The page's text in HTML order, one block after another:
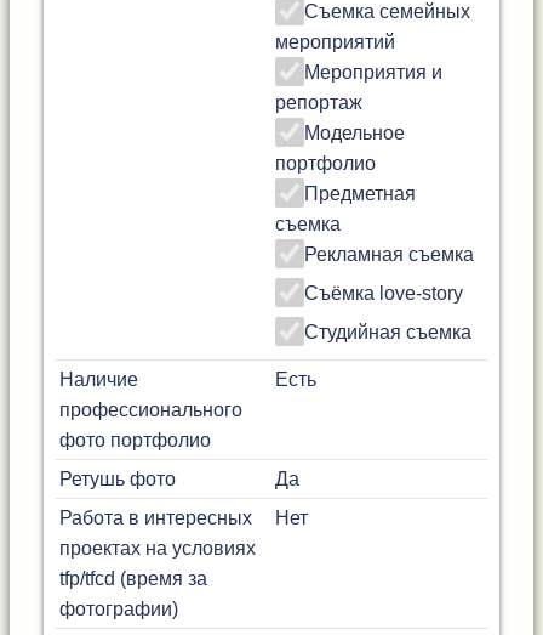
Съемка семейных
мероприятий
Мероприятия и
репортаж
Модельное
портфолио
Предметная
съемка
Рекламная съемка
Съёмка love-story
Студийная съемка
Наличие
профессионального
фото портфолио
Есть
Ретушь фото
Да
Работа в интересных
проектах на условиях
tfp/tfcd (время за
фотографии)
Нет